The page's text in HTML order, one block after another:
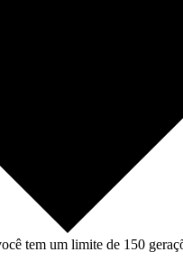
tem um limite de 150